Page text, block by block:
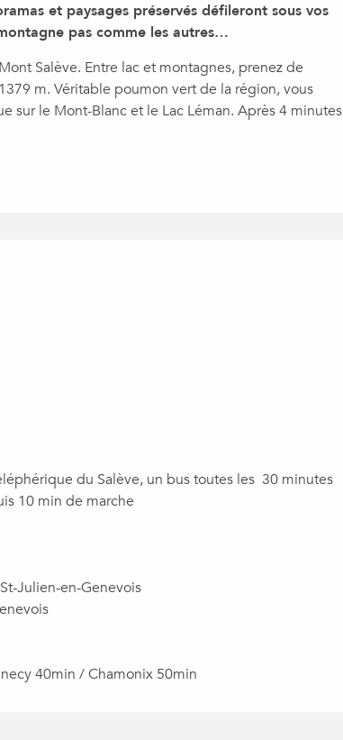
et paysages préservés défileront sous vos
pas comme les autres…
Salève. Entre lac et montagnes, prenez de
m. Véritable poumon vert de la région, vous
sur le Mont-Blanc et le Lac Léman. Après 4 minutes
du Salève, un bus toutes les  30 minutes
10 min de marche
Julien-en-Genevois
40min / Chamonix 50min